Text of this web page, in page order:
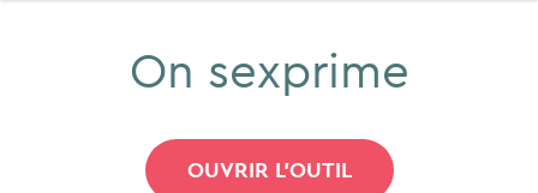
On sexprime
OUVRIR L'OUTIL